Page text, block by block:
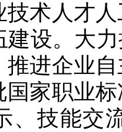
技术人才
设。大
推进企业
国家职业
、技能交